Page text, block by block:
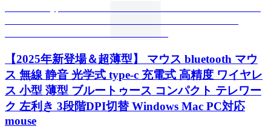
【2025年新登場＆超薄型】 マウス bluetooth マウ
ス 無線 静音 光学式 type-c 充電式 高精度 ワイヤレ
ス 小型 薄型 ブルートゥース コンパクト テレワー
ク 左利き 3段階DPI切替 Windows Mac PC対応
mouse